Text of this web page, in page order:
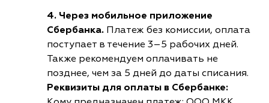
4. Через мобильное приложение
Сбербанка. Платеж без комиссии, оплата
поступает в течение 3–5 рабочих дней.
Также рекомендуем оплачивать не
позднее, чем за 5 дней до даты списания.
Реквизиты для оплаты в Сбербанке: